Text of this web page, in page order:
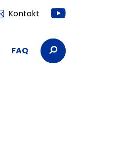
Kontakt Youtube
FAQ Suchbegriffe